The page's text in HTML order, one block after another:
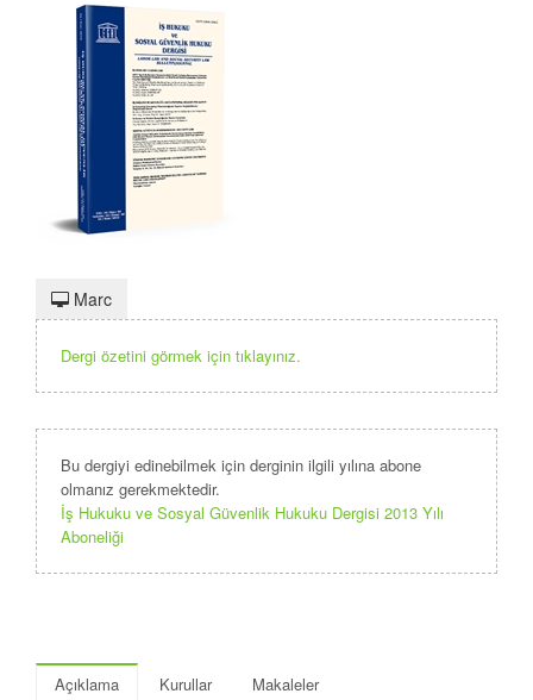
Marc
Dergi özetini görmek için tıklayınız.
Bu dergiyi edinebilmek için derginin ilgili yılına abone
olmanız gerekmektedir.
İş Hukuku ve Sosyal Güvenlik Hukuku Dergisi 2013 Yılı
Aboneliği
Açıklama Kurullar Makaleler